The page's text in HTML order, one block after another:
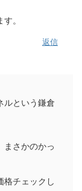
。
返信
ルという鎌倉
さかのかっ
格チェックし